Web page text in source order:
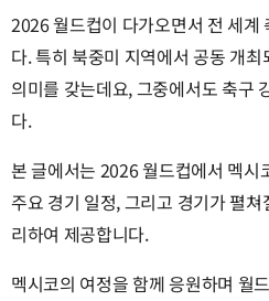
2026 월드컵이 다가오면서 전 세계
다. 특히 북중미 지역에서 공동 개
의미를 갖는데요, 그중에서도 축구
다.
본 글에서는 2026 월드컵에서 멕시
주요 경기 일정, 그리고 경기가 펼
리하여 제공합니다.
멕시코의 여정을 함께 응원하며 월